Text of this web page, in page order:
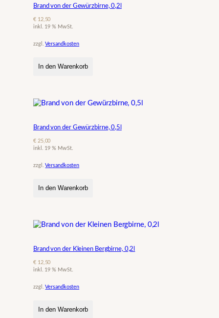
l
G
l
i
e
–
M
Brand von der Gewürzbirne, 0,2l
€12,50
inkl. 19 % MwSt.
zzgl.Versandkosten
In den Warenkorb
Brand von der Gewürzbirne, 0,5l
€25,00
inkl. 19 % MwSt.
zzgl.Versandkosten
In den Warenkorb
Brand von der Kleinen Bergbirne, 0,2l
€12,50
inkl. 19 % MwSt.
zzgl.Versandkosten
In den Warenkorb